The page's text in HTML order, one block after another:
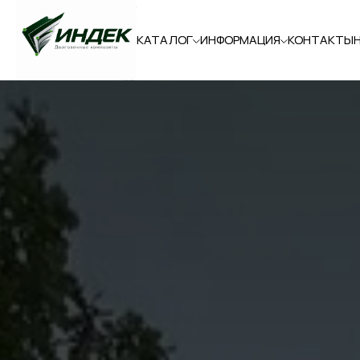
КАТАЛОГ ИНФОРМАЦИЯ КОНТАКТЫ